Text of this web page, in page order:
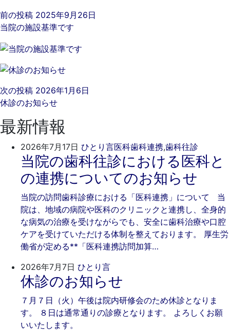
前の投稿 2025年9月26日
当院の施設基準です
次の投稿 2026年1月6日
休診のお知らせ
最新情報
2026年7月17日 ひとり言医科歯科連携,歯科往診
年
7
17
日
き
そ
科
当院の歯科往診における医科と
の連携についてのお知らせ
当院の訪問歯科診療における「医科連携」について 当
院は、地域の病院や医科のクリニックと連携し、全身的
な病気の治療を受けながらでも、安全に歯科治療や口腔
ケアを受けていただける体制を整えております。 厚生労
働省が定める**「医科連携訪問加算…
2026年7月7日 ひとり言2026
年
7
月
7
ご
き
そ
歯
科
休診のお知らせ
７月７日（火）午後は院内研修会のため休診となりま
す。 ８日は通常通りの診療となります。 よろしくお願
いいたします。